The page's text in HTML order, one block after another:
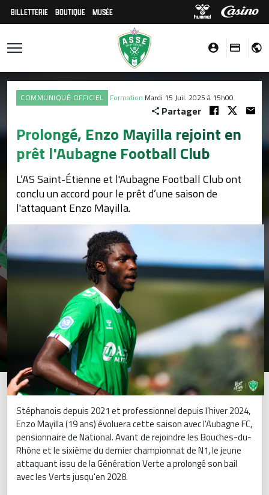
BILLETTERIE BOUTIQUE MUSÉE
COMMUNIQUÉ OFFICIEL Formation Mardi 15 Juil. 2025 à 15h00
Partager
Prolongé, Enzo Mayilla rejoint en
prêt l'Aubagne Football Club
L’AS Saint-Étienne et l'Aubagne Football Club ont
conclu un accord pour le prêt d’une saison de
l'attaquant Enzo Mayilla.
Stéphanois depuis 2021 et professionnel depuis l’hiver 2024,
Enzo Mayilla (19 ans) évoluera cette saison avec l'Aubagne FC,
pensionnaire de National. Avant de rejoindre les Bouches-du-
Rhône et le sixième du dernier championnat de N1, le jeune
attaquant issu de la Génération Verte a prolongé son bail
avec les Verts jusqu'en 2028.